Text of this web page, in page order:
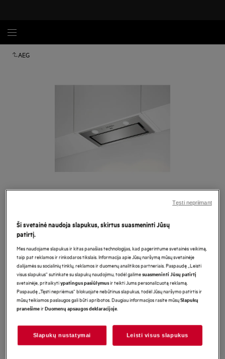
AEG
DGE5661HM
Integruojamas garų rinktuvas 54 cm
6000 serija „Hob2Hood®“
Gaminio informacijos lapas
Pagrindiniai privalumai
ventiliatoriaus greitį.
Funkcija „Hob2Hood®“ gartraukį reguliuoja priklausomai nuo kaitlentės
nustatymų.
Puiki virtuvės oro kokybė su gartraukiu „ExtractionTech Pro“.
Ši svetainė naudoja slapukus, skirtus suasmeninti Jūsų
patirtį.
Mes naudojame slapukus ir kitas panašias technologijas, kad pagerintume svetainės veikimą,
taip pat reklamos ir rinkodaros tikslais. Informacija apie Jūsų naršymą mūsų svetainėje
dalijamės su socialinių tinklų, reklamos ir duomenų analitikos partneriais. Paspaudę „Leisti
visus slapukus“ sutinkate su slapukų naudojimu, todėl galimesuasmeninti Jūsų patirtį
svetainėje, pritaikytiypatingus pasiūlymusir teikti Jums personalizuotą reklamą.
Paspaudę „Tęsti nepriėmus“ blokuojate nebūtinus slapukus, todėl Jūsų naršymo patirtis ir
mūsų teikiamos paslaugos gali būti apribotos. Daugiau informacijos rasite mūsųSlapukų
pranešimeirDuomenų apsaugos deklaracijoje.
Slapukų nustatymai Leisti visus slapukus
Tęsti nepriimant